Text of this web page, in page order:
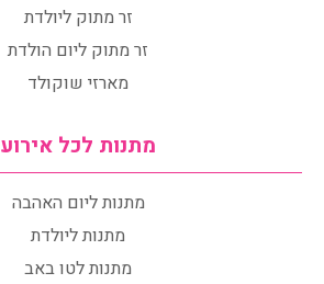
זר מתוק ליולדת
זר מתוק ליום הולדת
מארזי שוקולד
מתנות לכל אירוע
מתנות ליום האהבה
מתנות ליולדת
מתנות לטו באב